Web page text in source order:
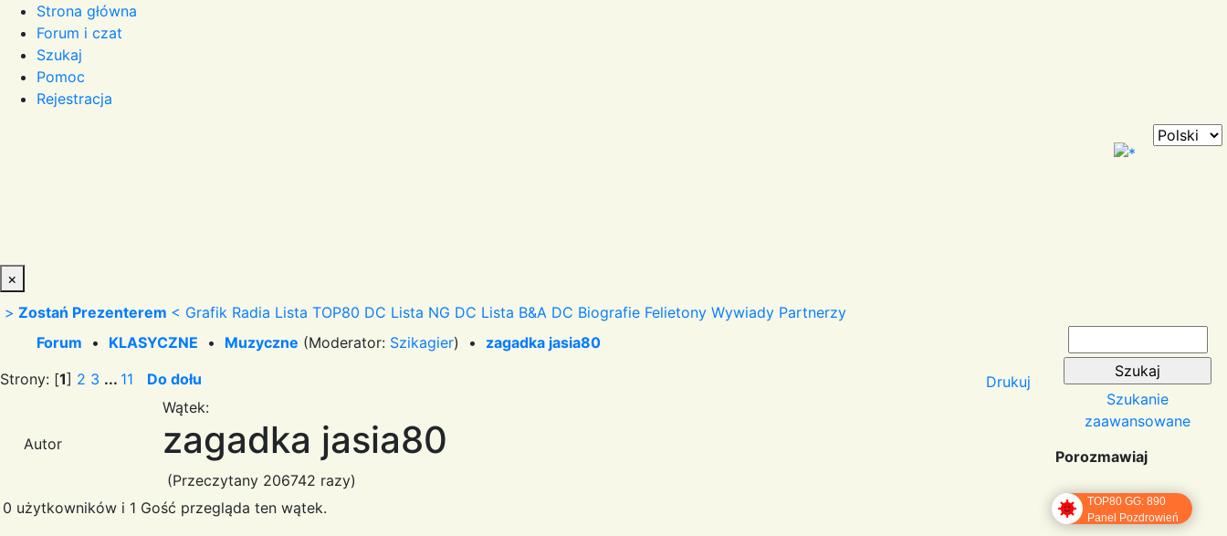
Strona główna
Forum i czat
Szukaj
Pomoc
Rejestracja
×
> Zostań Prezenterem < Grafik Radia Lista TOP80 DC Lista NG DC Lista B&A DC Biografie Felietony Wywiady Partnerzy
Forum • KLASYCZNE • Muzyczne (Moderator: Szikagier) • zagadka jasia80
Strony: [1] 2 3 ... 11 Do dołu Drukuj
Autor
Wątek:
zagadka jasia80
(Przeczytany 206742 razy)
0 użytkowników i 1 Gość przegląda ten wątek.
Szukanie
zaawansowane
Porozmawiaj
TOP80 GG: 890
Panel Pozdrowień